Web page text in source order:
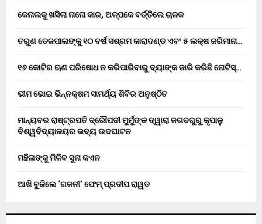
କେନାଲକୁ ଖସିଲା ନାନୋ କାର, ଅଳ୍ପକେ ବର୍ତ୍ତିଲେ ଚାଳକ
ତରୁଣ ତେଜପାଲଙ୍କୁ ୧୦ ବର୍ଷ ସଶ୍ରମ କାରାଦଣ୍ଡ ଏବଂ ₹୫ ଲକ୍ଷ ଜରିମାନା…
୧୬ କୋଟିର ଋଣ ପରିଷୋଧ ନ କରିପାରିବାରୁ ବ୍ୟାଙ୍କ ଜାରି କରିଛି ନୋଟିସ୍…
ଭୀମ ଭୋଇ ଭିନ୍ନକ୍ଷମ ସାମର୍ଥ୍ୟ ଶିବିର ଅନୁଷ୍ଠିତ
ମାନ୍ୟବର ରାଷ୍ଟ୍ରପତି ଦ୍ରୌପଦୀ ମୁର୍ମୁଙ୍କ ଦ୍ୱାରା ଜଗଦଗୁରୁ କୃପାଳୁ
ବିଶ୍ୱବିଦ୍ୟାଳୟର ଭବ୍ୟ ଉଦଘାଟନ
ମହିଳାଙ୍କୁ ମିଳିବ ସୁନା କଏନ
ଆଖି ବୁଜିଲେ ‘ଗଜନୀ’ ଫେମ୍ ପ୍ରଦୀପ ରାୱତ